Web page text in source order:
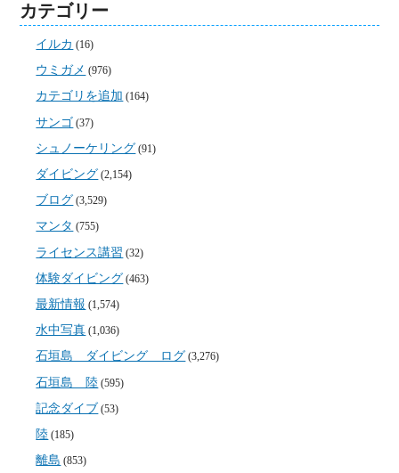
カテゴリー
イルカ (16)
ウミガメ (976)
カテゴリを追加 (164)
サンゴ (37)
シュノーケリング (91)
ダイビング (2,154)
ブログ (3,529)
マンタ (755)
ライセンス講習 (32)
体験ダイビング (463)
最新情報 (1,574)
水中写真 (1,036)
石垣島 ダイビング ログ (3,276)
石垣島 陸 (595)
記念ダイブ (53)
陸 (185)
離島 (853)